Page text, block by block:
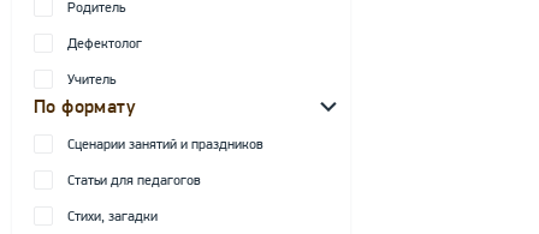
Родитель
Дефектолог
Учитель
По формату
Сценарии занятий и праздников
Статьи для педагогов
Стихи, загадки